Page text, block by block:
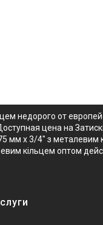
недорого от
цена на
мм х 3/4" з
кільцем оптом